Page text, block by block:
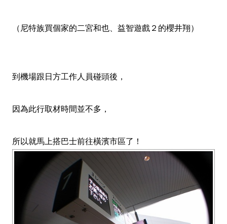
（尼特族買個家的二宮和也、益智遊戲２的櫻井翔）
到機場跟日方工作人員碰頭後，
因為此行取材時間並不多，
所以就馬上搭巴士前往橫濱市區了！